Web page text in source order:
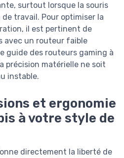
surtout lorsque la souris
travail. Pour optimiser la
il est pertinent de
avec un routeur faible
guide des routeurs gaming à
précision matérielle ne soit
instable.
et ergonomie
à votre style de
directement la liberté de